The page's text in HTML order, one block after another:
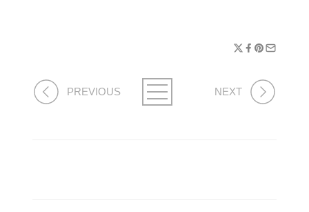
PREVIOUS NEXT